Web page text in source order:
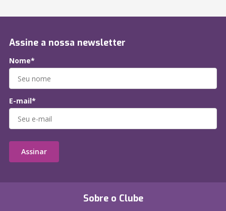
Sobre o Clube
Assine a nossa newsletter
Nome*
E-mail*
Assinar